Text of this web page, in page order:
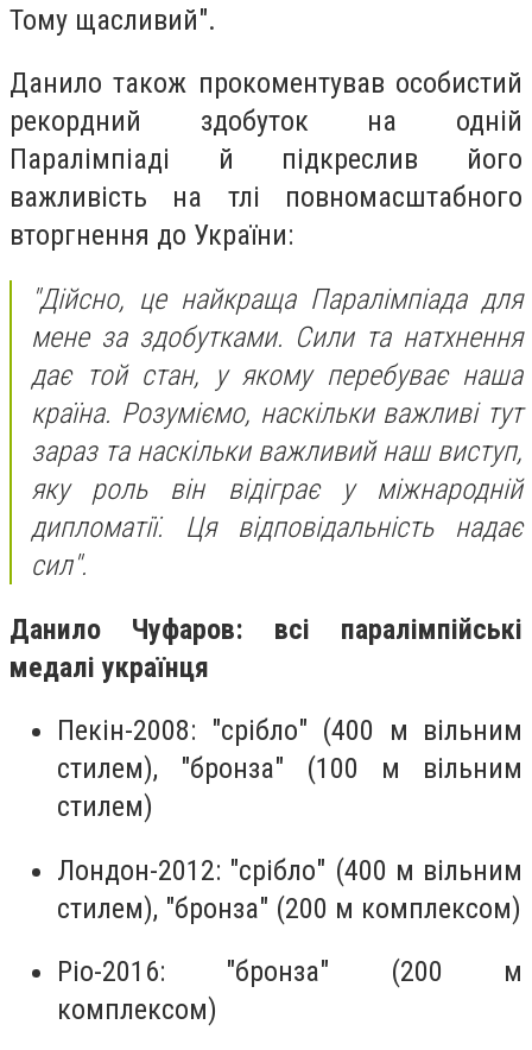
Тому щасливий".
Данило також прокоментував особистий
рекордний здобуток на одній
Паралімпіаді й підкреслив його
важливість на тлі повномасштабного
вторгнення до України:
"Дійсно, це найкраща Паралімпіада для
мене за здобутками. Сили та натхнення
дає той стан, у якому перебуває наша
країна. Розуміємо, наскільки важливі тут
зараз та наскільки важливий наш виступ,
яку роль він відіграє у міжнародній
дипломатії. Ця відповідальність надає
сил".
Данило Чуфаров: всі паралімпійські
медалі українця
Пекін-2008: "срібло" (400 м вільним
стилем), "бронза" (100 м вільним
стилем)
Лондон-2012: "срібло" (400 м вільним
стилем), "бронза" (200 м комплексом)
Ріо-2016: "бронза" (200 м
комплексом)